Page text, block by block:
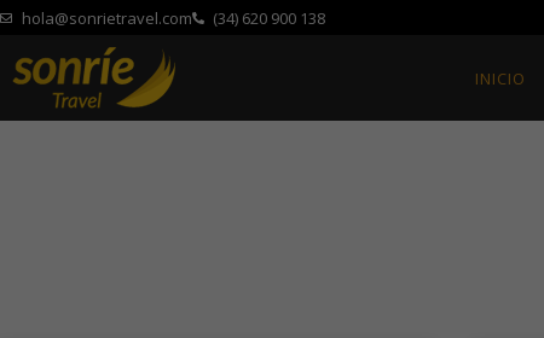
hola@sonrietravel.com (34) 620 900 138
INICIO